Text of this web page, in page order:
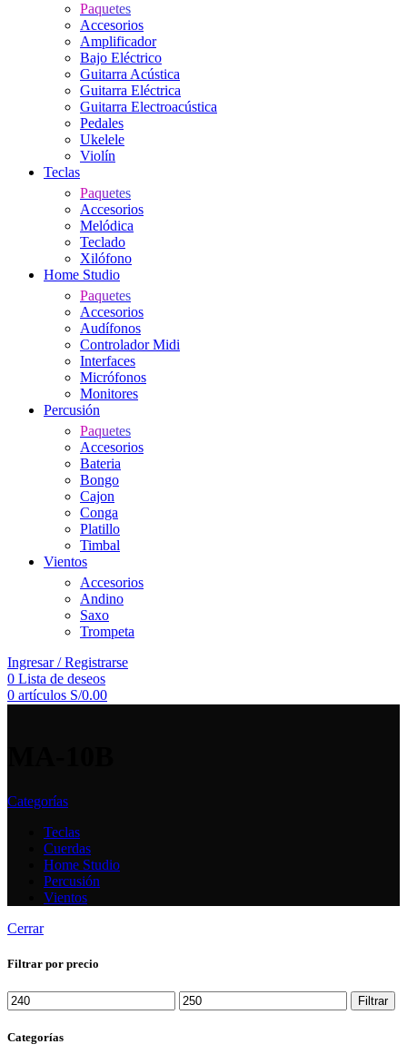
Paquetes
Accesorios
Amplificador
Bajo Eléctrico
Guitarra Acústica
Guitarra Eléctrica
Guitarra Electroacústica
Pedales
Ukelele
Violín
Teclas
Paquetes
Accesorios
Melódica
Teclado
Xilófono
Home Studio
Paquetes
Accesorios
Audífonos
Controlador Midi
Interfaces
Micrófonos
Monitores
Percusión
Paquetes
Accesorios
Bateria
Bongo
Cajon
Conga
Platillo
Timbal
Vientos
Accesorios
Andino
Saxo
Trompeta
Ingresar / Registrarse
0 Lista de deseos
0 artículos S/0.00
Categorías
Teclas
Cuerdas
Home Studio
Percusión
Vientos
Cerrar
Filtrar por precio
Precio
mínimo
Precio
máximo
Filtrar
Categorías